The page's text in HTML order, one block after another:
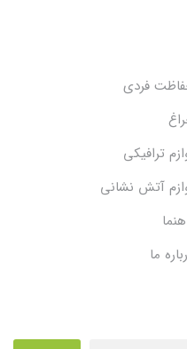
فردی
ترافیکی
آتش نشانی
ما